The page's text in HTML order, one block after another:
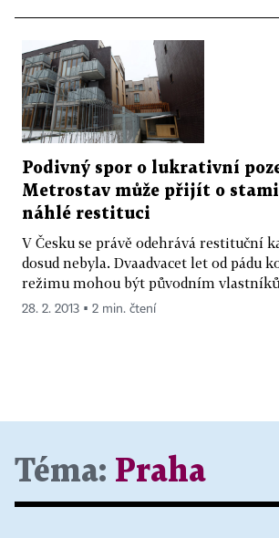
Podivný spor o lukrativní
Metrostav může přijít o
náhlé restituci
V Česku se právě odehrává restituční
dosud nebyla. Dvaadvacet let od pádu
režimu mohou být původním
28. 2. 2013 ▪ 2 min. čtení
Téma: Praha